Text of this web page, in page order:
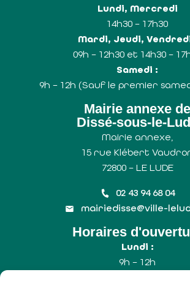
Lundi, Mercredi
14h30 – 17h30
Mardi, Jeudi,
09h – 12h30 et 14h30 –
Samedi :
9h – 12h (Sauf le premier
Mairie annexe de
Dissé-sous-le-
Mairie annexe,
15 rue Klébert
72800 – LE LUDE
02 43 94 68 04
mairiedisse@ville-
Horaires
Lundi :
9h – 12h